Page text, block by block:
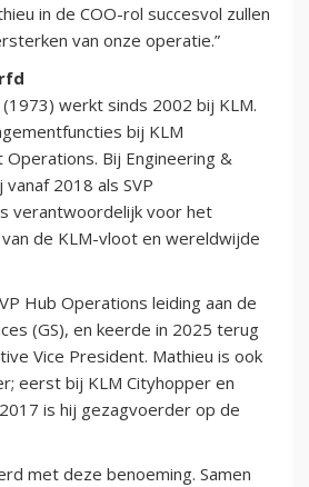
in de COO-rol succesvol zullen
van onze operatie.”
werkt sinds 2002 bij KLM.
bij KLM
Operations. Bij Engineering &
2018 als SVP
verantwoordelijk voor het
de KLM-vloot en wereldwijde
Hub Operations leiding aan de
(GS), en keerde in 2025 terug
Vice President. Mathieu is ook
eerst bij KLM Cityhopper en
is hij gezagvoerder op de
met deze benoeming. Samen